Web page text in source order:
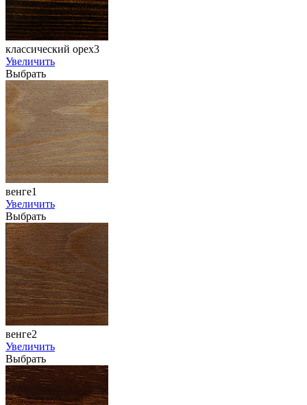
классический орех3
Увеличить
Выбрать
венге1
Увеличить
Выбрать
венге2
Увеличить
Выбрать